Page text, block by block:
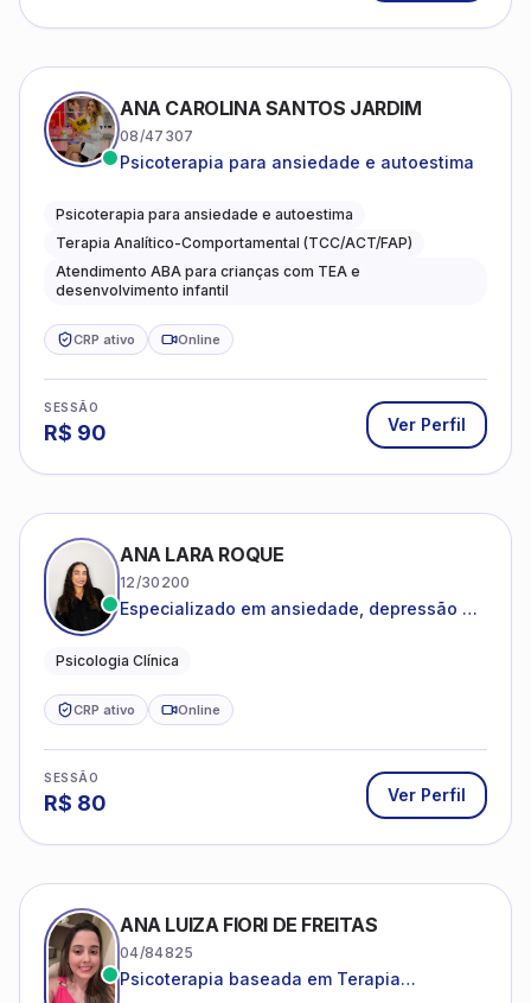
ANA CAROLINA SANTOS JARDIM
08/47307
Psicoterapia para ansiedade e autoestima
Psicoterapia para ansiedade e autoestima
Terapia Analítico-Comportamental (TCC/ACT/FAP)
Atendimento ABA para crianças com TEA e
desenvolvimento infantil
CRP ativo Online
SESSÃO
R$ 90 Ver Perfil
ANA LARA ROQUE
12/30200
Especializado em ansiedade, depressão e
Psicologia Clínica
CRP ativo Online
SESSÃO
R$ 80 Ver Perfil
ANA LUIZA FIORI DE FREITAS
04/84825
Psicoterapia baseada em Terapia